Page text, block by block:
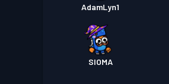
AdamLyn1
SIOMA